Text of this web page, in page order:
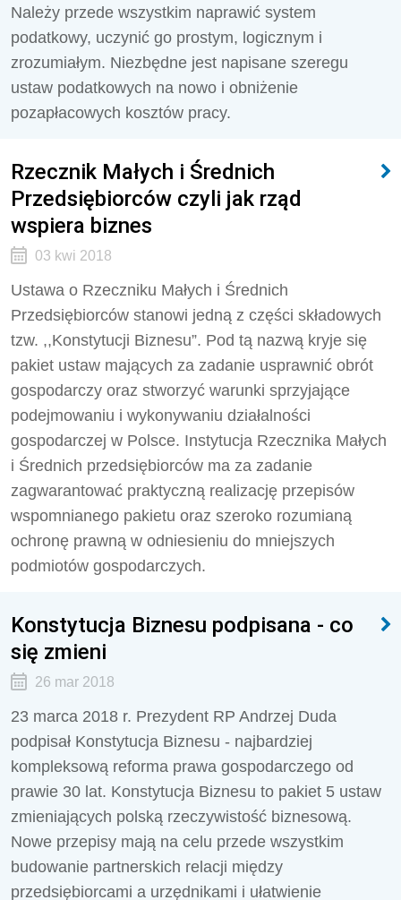
Należy przede wszystkim naprawić system
podatkowy, uczynić go prostym, logicznym i
zrozumiałym. Niezbędne jest napisane szeregu
ustaw podatkowych na nowo i obniżenie
pozapłacowych kosztów pracy.
Rzecznik Małych i Średnich
Przedsiębiorców czyli jak rząd
wspiera biznes
03 kwi 2018
Ustawa o Rzeczniku Małych i Średnich
Przedsiębiorców stanowi jedną z części składowych
tzw. ,,Konstytucji Biznesu”. Pod tą nazwą kryje się
pakiet ustaw mających za zadanie usprawnić obrót
gospodarczy oraz stworzyć warunki sprzyjające
podejmowaniu i wykonywaniu działalności
gospodarczej w Polsce. Instytucja Rzecznika Małych
i Średnich przedsiębiorców ma za zadanie
zagwarantować praktyczną realizację przepisów
wspomnianego pakietu oraz szeroko rozumianą
ochronę prawną w odniesieniu do mniejszych
podmiotów gospodarczych.
Konstytucja Biznesu podpisana - co
się zmieni
26 mar 2018
23 marca 2018 r. Prezydent RP Andrzej Duda
podpisał Konstytucja Biznesu - najbardziej
kompleksową reforma prawa gospodarczego od
prawie 30 lat. Konstytucja Biznesu to pakiet 5 ustaw
zmieniających polską rzeczywistość biznesową.
Nowe przepisy mają na celu przede wszystkim
budowanie partnerskich relacji między
przedsiębiorcami a urzędnikami i ułatwienie